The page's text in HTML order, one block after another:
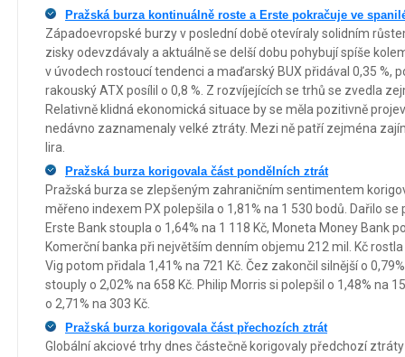
Pražská burza kontinuálně roste a Erste pokračuje ve
Západoevropské burzy v poslední době otevíraly solidním
zisky odevzdávaly a aktuálně se delší dobu pohybují spíše
v úvodech rostoucí tendenci a maďarský BUX přidával 0,35 %,
rakouský ATX posílil o 0,8 %. Z rozvíjejících se trhů se zvedla
Relativně klidná ekonomická situace by se měla pozitivně
nedávno zaznamenaly velké ztráty. Mezi ně patří zejména
lira.
Pražská burza korigovala část pondělních ztrát
Pražská burza se zlepšeným zahraničním sentimentem
měřeno indexem PX polepšila o 1,81% na 1 530 bodů. Dařilo
Erste Bank stoupla o 1,64% na 1 118 Kč, Moneta Money Bank
Komerční banka při největším denním objemu 212 mil. Kč
Vig potom přidala 1,41% na 721 Kč. Čez zakončil silnější o
stouply o 2,02% na 658 Kč. Philip Morris si polepšil o 1,48% na
o 2,71% na 303 Kč.
Pražská burza korigovala část přechozích ztrát
Globální akciové trhy dnes částečně korigovaly předchozí